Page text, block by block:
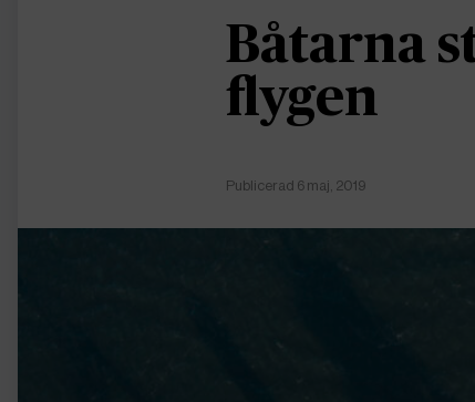
Båtarna
flygen
Publicerad 6 maj, 2019